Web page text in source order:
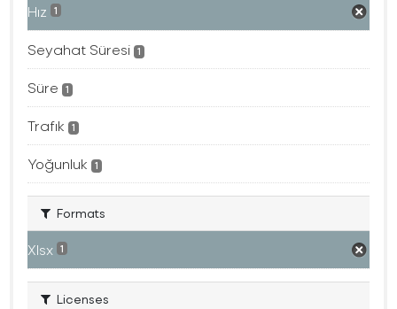
Hız 1
Seyahat Süresi 1
Süre 1
Trafık 1
Yoğunluk 1
Formats
Xlsx 1
Licenses